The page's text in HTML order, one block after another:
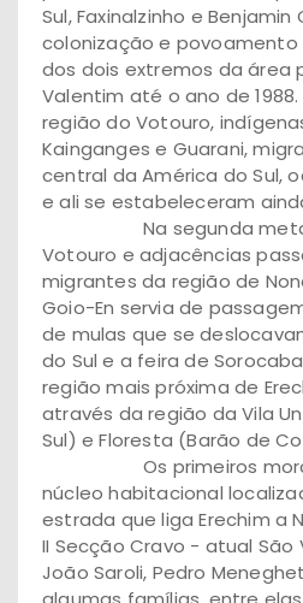
Sul, Faxinalzinho e
colonização e povoamento
dos dois extremos da área
Valentim até o ano de
região do Votouro,
Kainganges e Guarani,
central da América do Sul,
e ali se estabeleceram
Na segunda metade
Votouro e adjacências
migrantes da região de
Goio-En servia de
de mulas que se
do Sul e a feira de
região mais próxima de
através da região da Vila
Sul) e Floresta (Barão de
Os primeiros
núcleo habitacional
estrada que liga Erechim a
II Secção Cravo - atual São
João Saroli, Pedro